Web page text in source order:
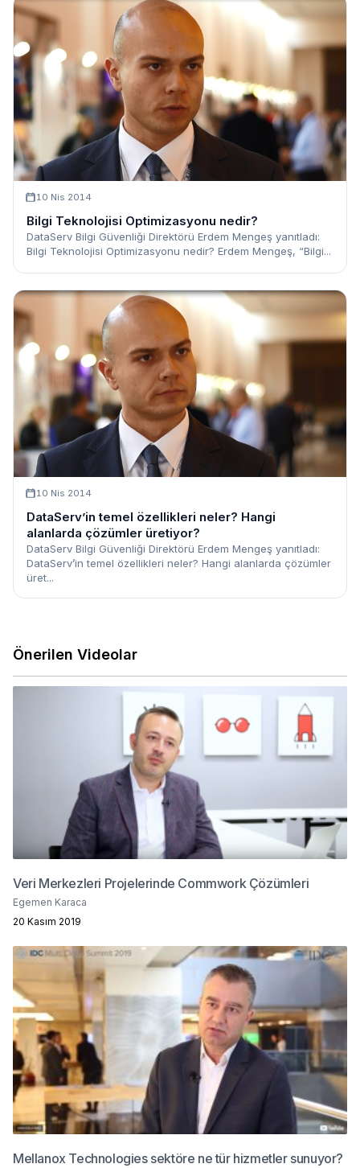
10 Nis 2014
Bilgi Teknolojisi Optimizasyonu nedir?
DataServ Bilgi Güvenliği Direktörü Erdem Mengeş yanıtladı:
Bilgi Teknolojisi Optimizasyonu nedir? Erdem Mengeş, “Bilgi...
10 Nis 2014
DataServ’in temel özellikleri neler? Hangi
alanlarda çözümler üretiyor?
DataServ Bilgi Güvenliği Direktörü Erdem Mengeş yanıtladı:
DataServ’in temel özellikleri neler? Hangi alanlarda çözümler
üret...
Önerilen Videolar
Veri Merkezleri Projelerinde Commwork Çözümleri
Egemen Karaca
20 Kasım 2019
Mellanox Technologies sektöre ne tür hizmetler sunuyor?